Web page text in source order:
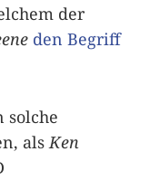
der
den Begriff
solche
als Ken